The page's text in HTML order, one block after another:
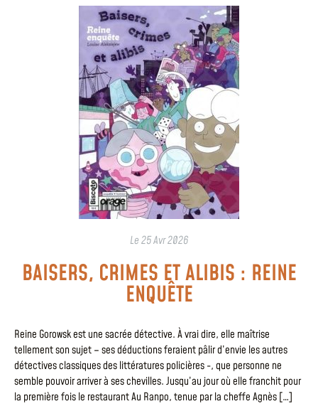
Le25 Avr 2026
BAISERS, CRIMES ET ALIBIS : REINE
ENQUÊTE
Reine Gorowsk est une sacrée détective. À vrai dire, elle maîtrise
tellement son sujet – ses déductions feraient pâlir d’envie les autres
détectives classiques des littératures policières -, que personne ne
semble pouvoir arriver à ses chevilles. Jusqu’au jour où elle franchit pour
la première fois le restaurant Au Ranpo, tenue par la cheffe Agnès […]